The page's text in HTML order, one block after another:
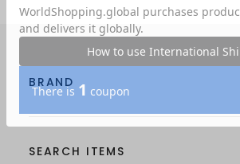
BRAND
SEARCH ITEMS